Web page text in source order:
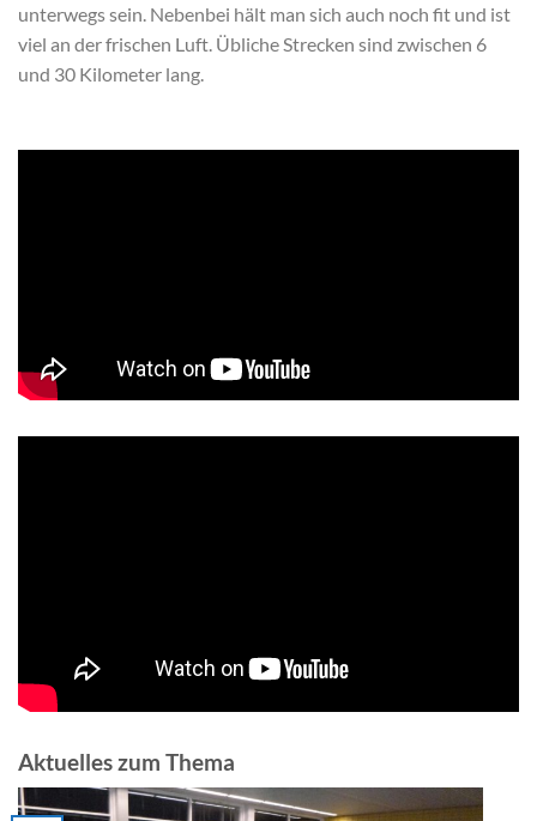
unterwegs sein. Nebenbei hält man sich auch noch fit und ist
viel an der frischen Luft. Übliche Strecken sind zwischen 6
und 30 Kilometer lang.
Aktuelles zum Thema